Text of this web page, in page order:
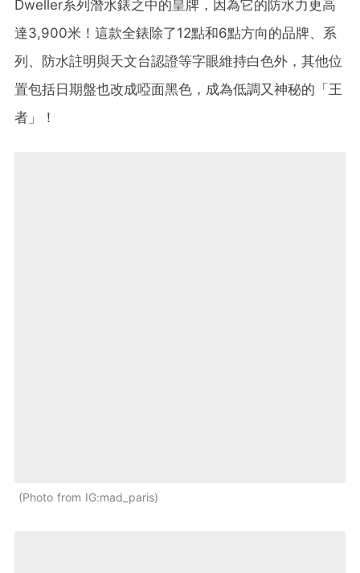
Dweller系列潛水錶之中的皇牌，因為它的防水力更高
達3,900米！這款全錶除了12點和6點方向的品牌、系
列、防水註明與天文台認證等字眼維持白色外，其他位
置包括日期盤也改成啞面黑色，成為低調又神秘的「王
者」！
Photo from IG:mad_paris